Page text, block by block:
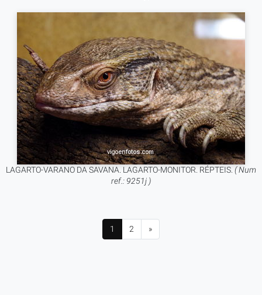
LAGARTO-VARANO DA SAVANA. LAGARTO-MONITOR. RÉPTEIS. ( Num
ref.: 9251j )
1 2 »